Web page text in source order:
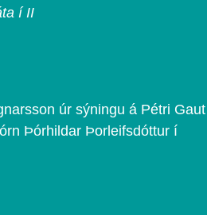
í II
úr sýningu á Pétri Gaut
Þórhildar Þorleifsdóttur í